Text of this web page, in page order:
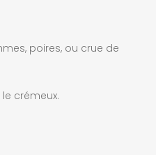
poires, ou crue de
crémeux.